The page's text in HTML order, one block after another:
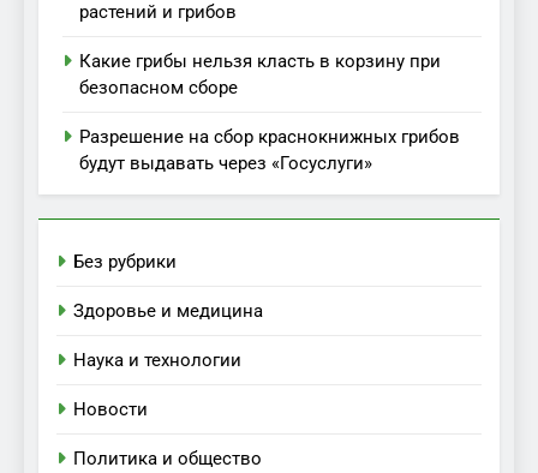
растений и грибов
Какие грибы нельзя класть в корзину при
безопасном сборе
Разрешение на сбор краснокнижных грибов
будут выдавать через «Госуслуги»
Без рубрики
Здоровье и медицина
Наука и технологии
Новости
Политика и общество